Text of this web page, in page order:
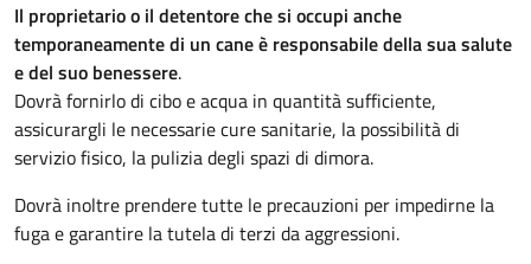
Il proprietario o il detentore che si occupi anche
temporaneamente di un cane è responsabile della sua salute
e del suo benessere.
Dovrà fornirlo di cibo e acqua in quantità sufficiente,
assicurargli le necessarie cure sanitarie, la possibilità di
servizio fisico, la pulizia degli spazi di dimora.
Dovrà inoltre prendere tutte le precauzioni per impedirne la
fuga e garantire la tutela di terzi da aggressioni.